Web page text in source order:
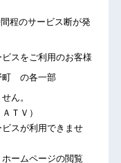
ービス断が発
スをご利用のお客様
各一部
ん。
Ｖ）
利用できませ
ージの閲覧